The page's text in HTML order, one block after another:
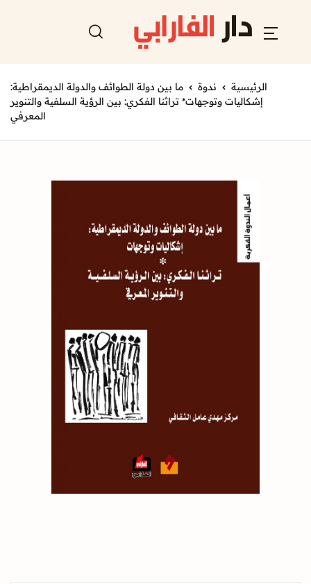
الرئيسية ندوة
ما بين دولة الطوائف والدولة الديمقراطية:
إشكاليات وتوجهات* تراثنا الفكري: بين الرؤية السلفية والتنوير
المعرفي